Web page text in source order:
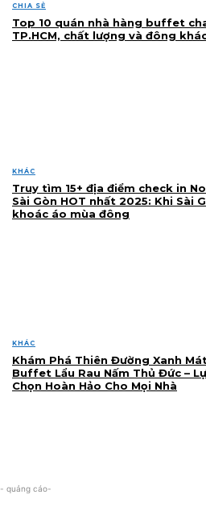
CHIA SẺ
Top 10 quán nhà hàng buffet
TP.HCM, chất lượng và đông
KHÁC
Truy tìm 15+ địa điểm check in
Sài Gòn HOT nhất 2025: Khi Sài
khoác áo mùa đông
KHÁC
Khám Phá Thiên Đường Xanh
Buffet Lẩu Rau Nấm Thủ Đức –
Chọn Hoàn Hảo Cho Mọi Nhà
- quảng cáo-